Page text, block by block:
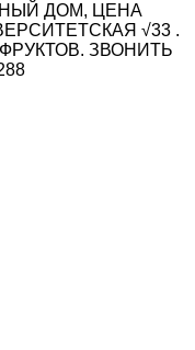
ДОМ, ЦЕНА
√33 .
ЗВОНИТЬ